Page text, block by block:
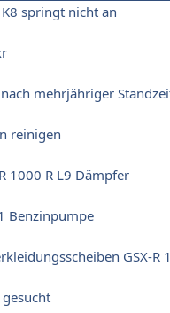
K8 springt nicht an
mehrjähriger
reinigen
1000 R L9 Dämpfer
Benzinpumpe
GSX-R